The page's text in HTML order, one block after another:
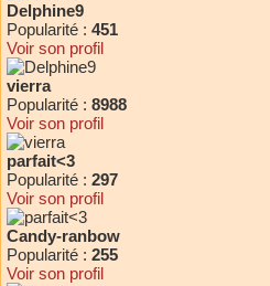
Delphine9
Popularité : 451
Voir son profil
vierra
Popularité : 8988
Voir son profil
parfait<3
Popularité : 297
Voir son profil
Candy-ranbow
Popularité : 255
Voir son profil